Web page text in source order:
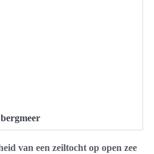
van een zeiltocht op open zee